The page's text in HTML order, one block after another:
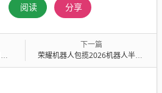
阅读 分享
下一篇
荣耀机器人包揽2026机器人半马前六